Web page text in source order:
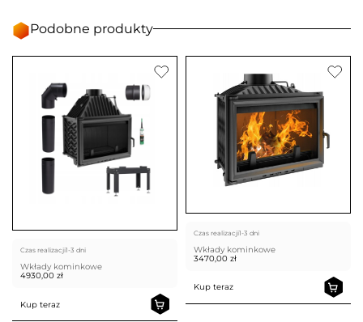
Podobne produkty
Czas realizacji1-3 dni
Wkłady kominkowe
4930,00 zł
Kup teraz
Czas realizacji1-3 dni
Wkłady kominkowe
3470,00 zł
Kup teraz